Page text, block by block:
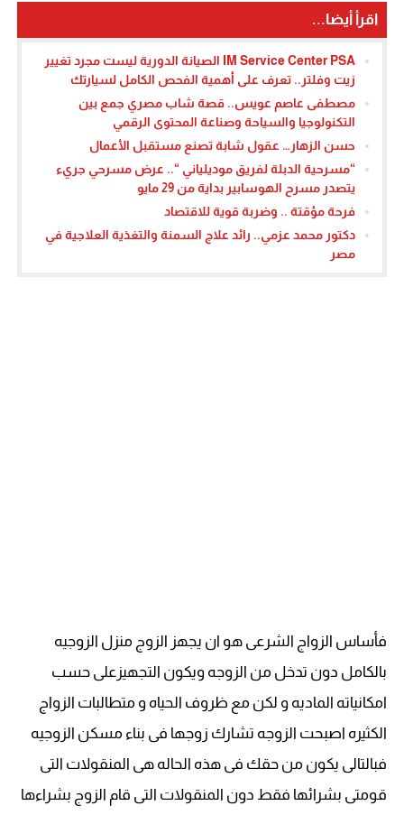
اقرأ أيضا...
IM Service Center PSA الصيانة الدورية ليست مجرد تغيير
زيت وفلتر.. تعرف على أهمية الفحص الكامل لسيارتك
مصطفى عاصم عويس.. قصة شاب مصري جمع بين
التكنولوجيا والسياحة وصناعة المحتوى الرقمي
حسن الزهار… عقول شابة تصنع مستقبل الأعمال
“مسرحية الدبلة لفريق موديلياني “.. عرض مسرحي جريء
يتصدر مسرح الهوسابير بداية من 29 مايو
فرحة مؤقتة .. وضربة قوية للاقتصاد
دكتور محمد عزمي.. رائد علاج السمنة والتغذية العلاجية في
مصر
فأساس الزواج الشرعى هو ان يجهز الزوج منزل الزوجيه
بالكامل دون تدخل من الزوجه ويكون التجهيزعلى حسب
امكانياته الماديه و لكن مع ظروف الحياه و متطالبات الزواج
الكثيره اصبحت الزوجه تشارك زوجها فى بناء مسكن الزوجيه
فبالتالى يكون من حقك فى هذه الحاله هى المنقولات التى
قومتى بشرائها فقط دون المنقولات التى قام الزوج بشراءها